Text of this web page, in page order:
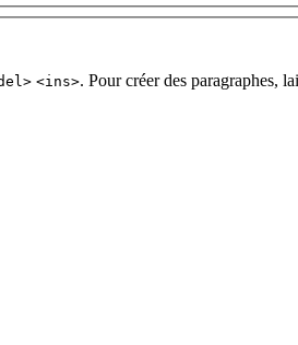
<ins>. Pour créer des paragraphes,